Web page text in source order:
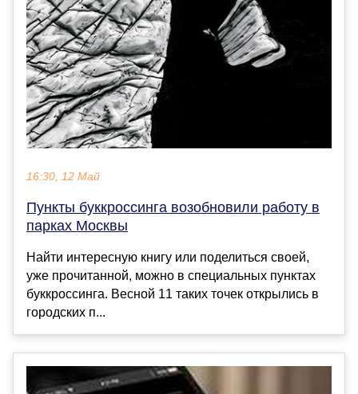
16:30, 12 Май
Пункты буккроссинга возобновили работу в
парках Москвы
Найти интересную книгу или поделиться своей,
уже прочитанной, можно в специальных пунктах
буккроссинга. Весной 11 таких точек открылись в
городских п...